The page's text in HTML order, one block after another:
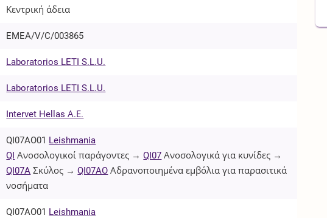
Κεντρική άδεια
EMEA/V/C/003865
Laboratorios LETI S.L.U.
Laboratorios LETI S.L.U.
Intervet Hellas Α.Ε.
QI07AO01 Leishmania
QI Ανοσολογικοί παράγοντες →QI07 Ανοσολογικά για κυνίδες →
QI07A Σκύλος →QI07AO Αδρανοποιημένα εμβόλια για παρασιτικά
νοσήματα
QI07AO01 Leishmania